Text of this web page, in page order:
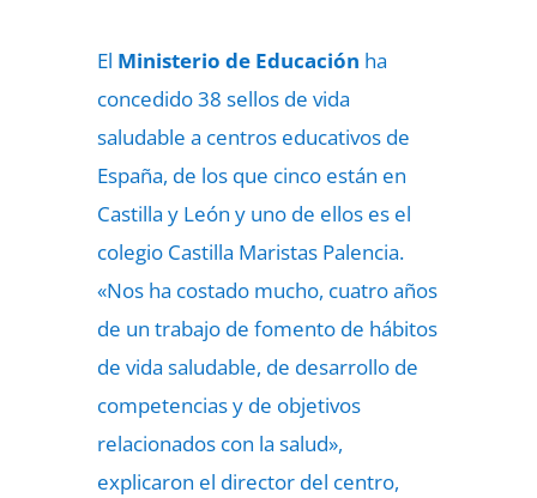
El Ministerio de Educación ha
concedido 38 sellos de vida
saludable a centros educativos de
España, de los que cinco están en
Castilla y León y uno de ellos es el
colegio Castilla Maristas Palencia.
«Nos ha costado mucho, cuatro años
de un trabajo de fomento de hábitos
de vida saludable, de desarrollo de
competencias y de objetivos
relacionados con la salud»,
explicaron el director del centro,